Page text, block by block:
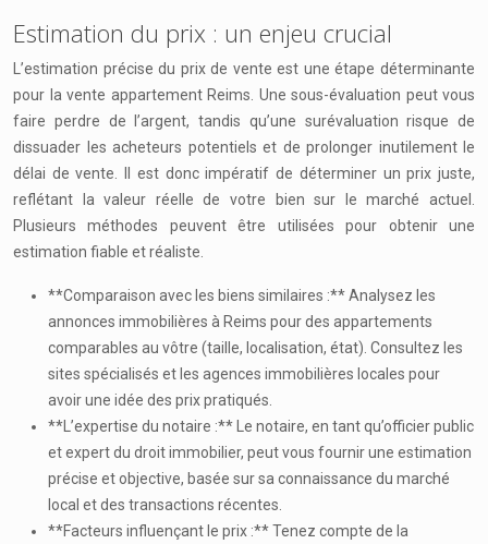
Estimation du prix : un enjeu crucial
L’estimation précise du prix de vente est une étape déterminante
pour la vente appartement Reims. Une sous-évaluation peut vous
faire perdre de l’argent, tandis qu’une surévaluation risque de
dissuader les acheteurs potentiels et de prolonger inutilement le
délai de vente. Il est donc impératif de déterminer un prix juste,
reflétant la valeur réelle de votre bien sur le marché actuel.
Plusieurs méthodes peuvent être utilisées pour obtenir une
estimation fiable et réaliste.
**Comparaison avec les biens similaires :** Analysez les
annonces immobilières à Reims pour des appartements
comparables au vôtre (taille, localisation, état). Consultez les
sites spécialisés et les agences immobilières locales pour
avoir une idée des prix pratiqués.
**L’expertise du notaire :** Le notaire, en tant qu’officier public
et expert du droit immobilier, peut vous fournir une estimation
précise et objective, basée sur sa connaissance du marché
local et des transactions récentes.
**Facteurs influençant le prix :** Tenez compte de la